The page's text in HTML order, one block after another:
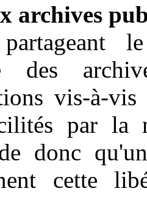
archives
des
vis-à-
par la
donc
cette